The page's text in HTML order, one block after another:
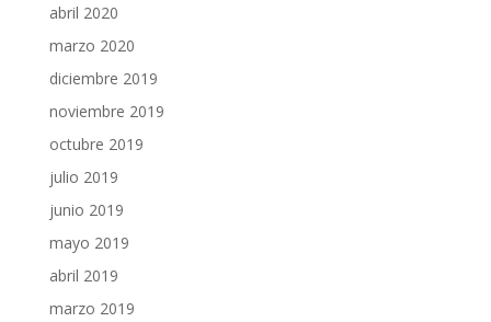
abril 2020
marzo 2020
diciembre 2019
noviembre 2019
octubre 2019
julio 2019
junio 2019
mayo 2019
abril 2019
marzo 2019